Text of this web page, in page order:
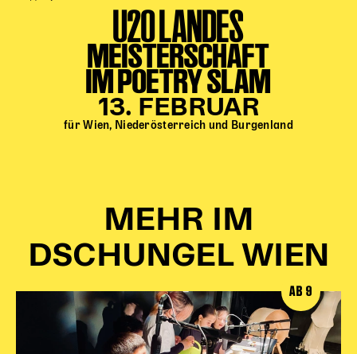
U20 LANDES
MEISTERSCHAFT
IM POETRY SLAM
13. FEBRUAR
für Wien, Niederösterreich und Burgenland
MEHR IM
DSCHUNGEL WIEN
AB 9